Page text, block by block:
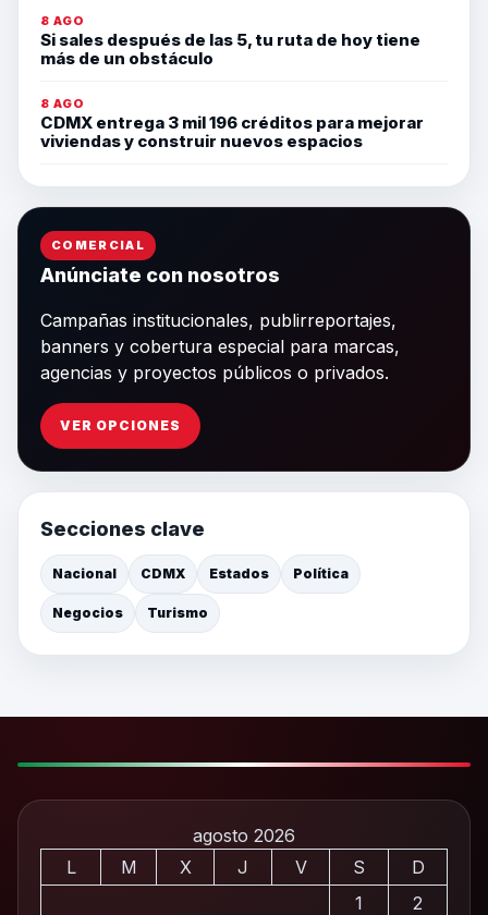
8 AGO
Si sales después de las 5, tu ruta de hoy tiene
más de un obstáculo
8 AGO
CDMX entrega 3 mil 196 créditos para mejorar
viviendas y construir nuevos espacios
COMERCIAL
Anúnciate con nosotros
Campañas institucionales, publirreportajes,
banners y cobertura especial para marcas,
agencias y proyectos públicos o privados.
VER OPCIONES
Secciones clave
Nacional CDMX Estados Política
Negocios Turismo
agosto 2026
L
M X J V S
D
1
2